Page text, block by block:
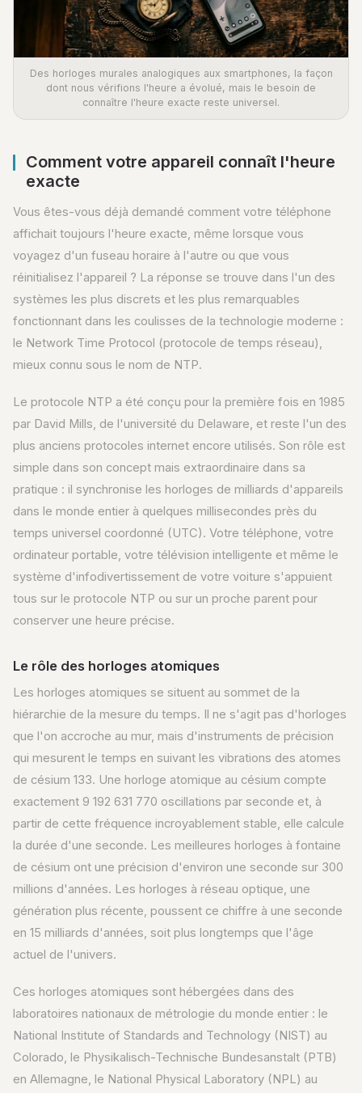
Des horloges murales analogiques aux smartphones, la façon
dont nous vérifions l'heure a évolué, mais le besoin de
connaître l'heure exacte reste universel.
Comment votre appareil connaît l'heure
exacte
Vous êtes-vous déjà demandé comment votre téléphone
affichait toujours l'heure exacte, même lorsque vous
voyagez d'un fuseau horaire à l'autre ou que vous
réinitialisez l'appareil ? La réponse se trouve dans l'un des
systèmes les plus discrets et les plus remarquables
fonctionnant dans les coulisses de la technologie moderne :
le Network Time Protocol (protocole de temps réseau),
mieux connu sous le nom de NTP.
Le protocole NTP a été conçu pour la première fois en 1985
par David Mills, de l'université du Delaware, et reste l'un des
plus anciens protocoles internet encore utilisés. Son rôle est
simple dans son concept mais extraordinaire dans sa
pratique : il synchronise les horloges de milliards d'appareils
dans le monde entier à quelques millisecondes près du
temps universel coordonné (UTC). Votre téléphone, votre
ordinateur portable, votre télévision intelligente et même le
système d'infodivertissement de votre voiture s'appuient
tous sur le protocole NTP ou sur un proche parent pour
conserver une heure précise.
Le rôle des horloges atomiques
Les horloges atomiques se situent au sommet de la
hiérarchie de la mesure du temps. Il ne s'agit pas d'horloges
que l'on accroche au mur, mais d'instruments de précision
qui mesurent le temps en suivant les vibrations des atomes
de césium 133. Une horloge atomique au césium compte
exactement 9 192 631 770 oscillations par seconde et, à
partir de cette fréquence incroyablement stable, elle calcule
la durée d'une seconde. Les meilleures horloges à fontaine
de césium ont une précision d'environ une seconde sur 300
millions d'années. Les horloges à réseau optique, une
génération plus récente, poussent ce chiffre à une seconde
en 15 milliards d'années, soit plus longtemps que l'âge
actuel de l'univers.
Ces horloges atomiques sont hébergées dans des
laboratoires nationaux de métrologie du monde entier : le
National Institute of Standards and Technology (NIST) au
Colorado, le Physikalisch-Technische Bundesanstalt (PTB)
en Allemagne, le National Physical Laboratory (NPL) au